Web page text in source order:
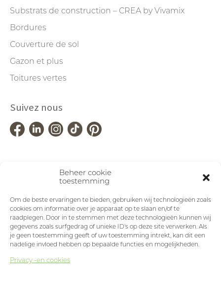
Beheer cookie
toestemming
Om de beste ervaringen te bieden, gebruiken wij technologieën zoals
cookies om informatie over je apparaat op te slaan en/of te
raadplegen. Door in te stemmen met deze technologieën kunnen wij
gegevens zoals surfgedrag of unieke ID's op deze site verwerken. Als
je geen toestemming geeft of uw toestemming intrekt, kan dit een
nadelige invloed hebben op bepaalde functies en mogelijkheden.
Privacy -en cookies
Substrats de construction – CREA by Vivamix
Bordures
Couverture de sol
Gazon et plus
Toitures vertes
Suivez nous